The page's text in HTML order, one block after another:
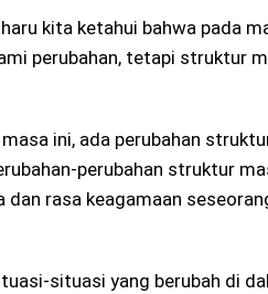
kita ketahui bahwa pada
perubahan, tetapi struktur
ini, ada perubahan
perubahan struktur
dan rasa keagamaan
situasi yang berubah di